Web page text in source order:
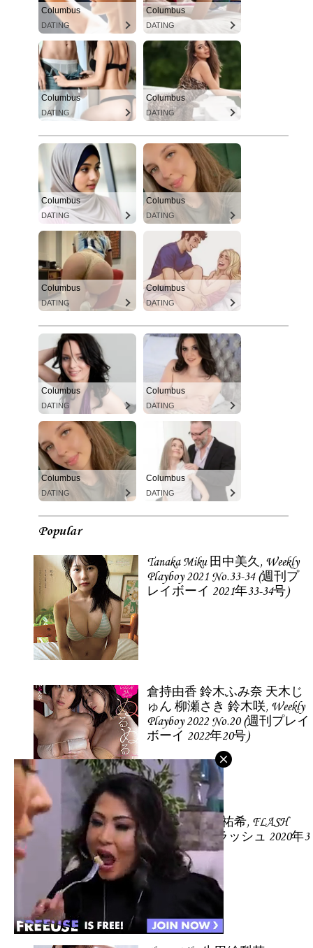
Columbus
DATING
Columbus
DATING
Columbus
DATING
Columbus
DATING
Columbus
DATING
Columbus
DATING
Columbus
DATING
Columbus
DATING
Columbus
DATING
Columbus
DATING
Columbus
DATING
Columbus
DATING
Popular
Tanaka Miku 田中美久, Weekly
Playboy 2021 No.33-34 (週刊プ
レイボーイ 2021年33-34号)
倉持由香 鈴木ふみ奈 天木じ
ゅん 柳瀬さき 鈴木咲, Weekly
Playboy 2022 No.20 (週刊プレイ
ボーイ 2022年20号)
Yoda Yuki 与田祐希, FLASH
2020.03.17 (フラッシュ 2020年3
月17日号)